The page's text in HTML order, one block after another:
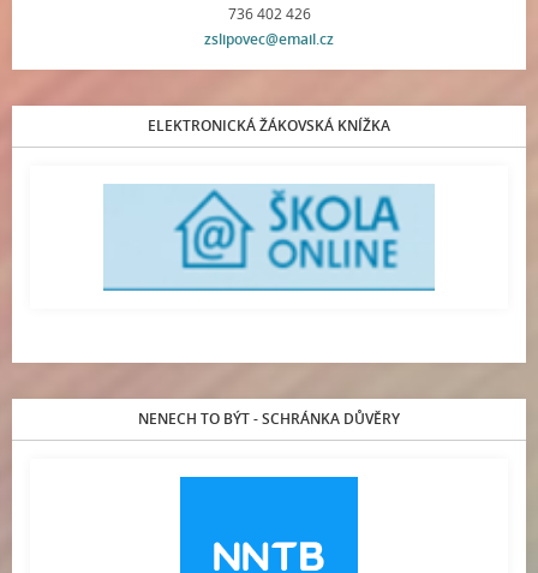
736 402 426
zslipovec@email.cz
ELEKTRONICKÁ ŽÁKOVSKÁ KNÍŽKA
NENECH TO BÝT - SCHRÁNKA DŮVĚRY